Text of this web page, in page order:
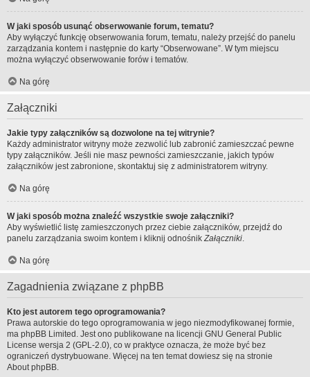
W jaki sposób usunąć obserwowanie forum, tematu?
Aby wyłączyć funkcję obserwowania forum, tematu, należy przejść do panelu
zarządzania kontem i następnie do karty “Obserwowane”. W tym miejscu
można wyłączyć obserwowanie forów i tematów.
Na górę
Załączniki
Jakie typy załączników są dozwolone na tej witrynie?
Każdy administrator witryny może zezwolić lub zabronić zamieszczać pewne
typy załączników. Jeśli nie masz pewności zamieszczanie, jakich typów
załączników jest zabronione, skontaktuj się z administratorem witryny.
Na górę
W jaki sposób można znaleźć wszystkie swoje załączniki?
Aby wyświetlić listę zamieszczonych przez ciebie załączników, przejdź do
panelu zarządzania swoim kontem i kliknij odnośnikZałączniki.
Na górę
Zagadnienia związane z phpBB
Kto jest autorem tego oprogramowania?
Prawa autorskie do tego oprogramowania w jego niezmodyfikowanej formie,
ma phpBB Limited . Jest ono publikowane na licencji GNU General Public
License wersja 2 (GPL-2.0), co w praktyce oznacza, że może być bez
ograniczeń dystrybuowane. Więcej na ten temat dowiesz się na stronie
About phpBB.